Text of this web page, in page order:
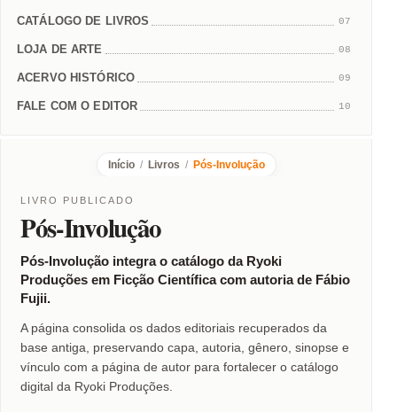
CATÁLOGO DE LIVROS 07
LOJA DE ARTE 08
ACERVO HISTÓRICO 09
FALE COM O EDITOR 10
Início / Livros / Pós-Involução
LIVRO PUBLICADO
Pós-Involução
Pós-Involução integra o catálogo da Ryoki
Produções em Ficção Científica com autoria de Fábio
Fujii.
A página consolida os dados editoriais recuperados da
base antiga, preservando capa, autoria, gênero, sinopse e
vínculo com a página de autor para fortalecer o catálogo
digital da Ryoki Produções.